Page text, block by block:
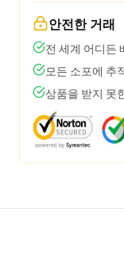
안전한 거래
전 세계 어디든
모든 소포에 추
상품을 받지 못